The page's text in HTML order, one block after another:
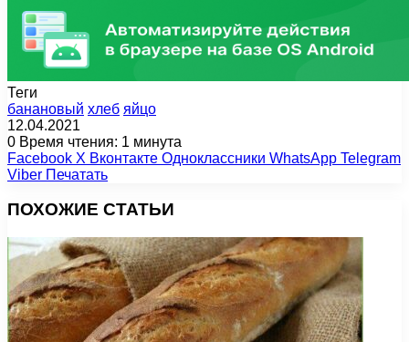
Теги
банановый хлеб яйцо
12.04.2021
0 Время чтения: 1 минута
Facebook X Вконтакте Одноклассники WhatsApp Telegram
Viber Печатать
ПОХОЖИЕ СТАТЬИ